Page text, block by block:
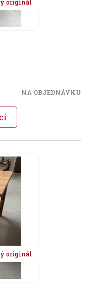
originál
NA OBJEDNÁVKU
originál